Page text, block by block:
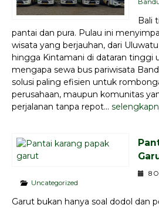
Bali
pantai dan pura. Pulau ini
wisata yang berjauhan, dari
hingga Kintamani di dataran tinggi
mengapa sewa bus pariwisata
solusi paling efisien untuk
perusahaan, maupun komunitas
perjalanan tanpa repot...
8
Uncategorized
Garut bukan hanya soal dodol dan